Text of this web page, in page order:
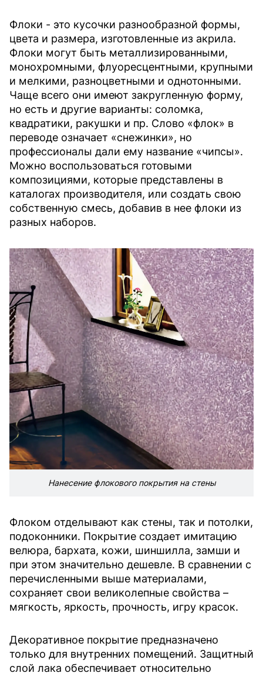
Флоки - это кусочки разнообразной формы,
цвета и размера, изготовленные из акрила.
Флоки могут быть металлизированными,
монохромными, флуоресцентными, крупными
и мелкими, разноцветными и однотонными.
Чаще всего они имеют закругленную форму,
но есть и другие варианты: соломка,
квадратики, ракушки и пр. Слово «флок» в
переводе означает «снежинки», но
профессионалы дали ему название «чипсы».
Можно воспользоваться готовыми
композициями, которые представлены в
каталогах производителя, или создать свою
собственную смесь, добавив в нее флоки из
разных наборов.
Нанесение флокового покрытия на стены
Флоком отделывают как стены, так и потолки,
подоконники. Покрытие создает имитацию
велюра, бархата, кожи, шиншилла, замши и
при этом значительно дешевле. В сравнении с
перечисленными выше материалами,
сохраняет свои великолепные свойства –
мягкость, яркость, прочность, игру красок.
Декоративное покрытие предназначено
только для внутренних помещений. Защитный
слой лака обеспечивает относительно